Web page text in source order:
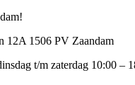
12A 1506 PV Zaandam
t/m zaterdag 10:00 –